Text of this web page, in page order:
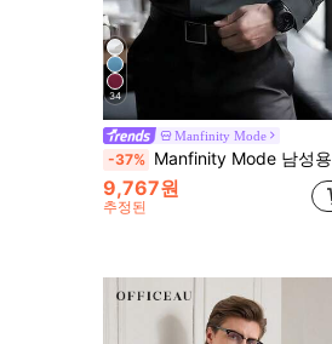
34
Manfinity Mode
-37% Manfinity Mode 남성용 럭셔리 차콜 그레이 셔츠, 칼라가 있는 긴팔 폴리에스터 드레스 셔츠, 가을 비즈니스 캐주얼 남성 사무실 의류, 포멀 다크 그레이, 행사용
9,767원
추정된